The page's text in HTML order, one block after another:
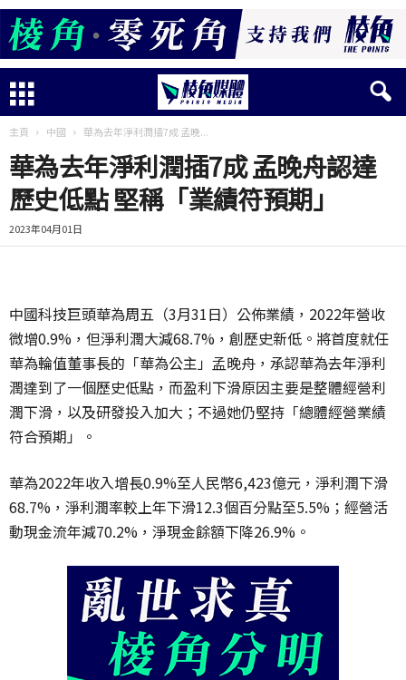
主頁 中國 華為去年淨利潤插7成 孟晚...
華為去年淨利潤插7成 孟晚舟認達
歷史低點 堅稱「業績符預期」
2023年04月01日
中國科技巨頭華為周五（3月31日）公佈業績，2022年營收
微增0.9%，但淨利潤大減68.7%，創歷史新低。將首度就任
華為輪值董事長的「華為公主」孟晚舟，承認華為去年淨利
潤達到了一個歷史低點，而盈利下滑原因主要是整體經營利
潤下滑，以及研發投入加大；不過她仍堅持「總體經營業績
符合預期」。
華為2022年收入增長0.9%至人民幣6,423億元，淨利潤下滑
68.7%，淨利潤率較上年下滑12.3個百分點至5.5%；經營活
動現金流年減70.2%，淨現金餘額下降26.9%。